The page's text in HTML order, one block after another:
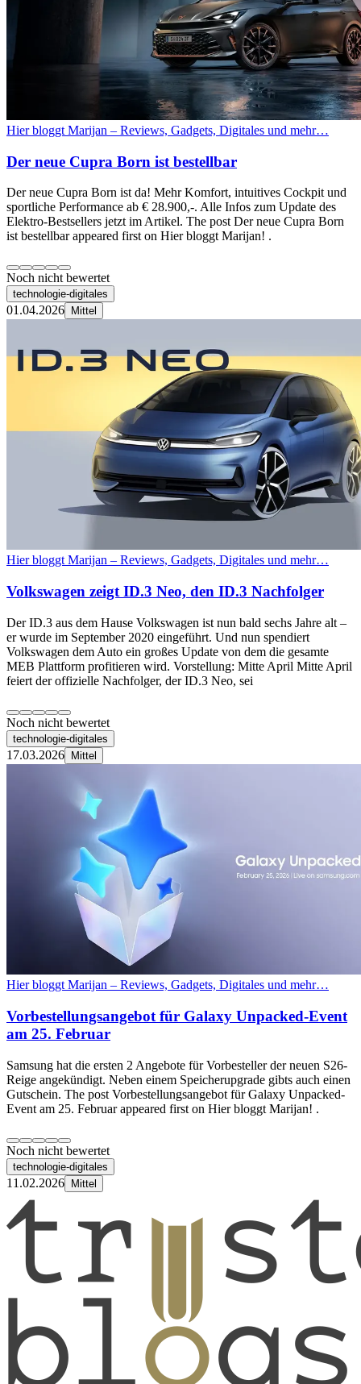
Hier bloggt Marijan – Reviews, Gadgets, Digitales und mehr…
Der neue Cupra Born ist bestellbar
Der neue Cupra Born ist da! Mehr Komfort, intuitives Cockpit und
sportliche Performance ab € 28.900,-. Alle Infos zum Update des
Elektro-Bestsellers jetzt im Artikel. The post Der neue Cupra Born
ist bestellbar appeared first on Hier bloggt Marijan! .
Noch nicht bewertet
technologie-digitales
01.04.2026 Mittel
Hier bloggt Marijan – Reviews, Gadgets, Digitales und mehr…
Volkswagen zeigt ID.3 Neo, den ID.3 Nachfolger
Der ID.3 aus dem Hause Volkswagen ist nun bald sechs Jahre alt –
er wurde im September 2020 eingeführt. Und nun spendiert
Volkswagen dem Auto ein großes Update von dem die gesamte
MEB Plattform profitieren wird. Vorstellung: Mitte April Mitte April
feiert der offizielle Nachfolger, der ID.3 Neo, sei
Noch nicht bewertet
technologie-digitales
17.03.2026 Mittel
Hier bloggt Marijan – Reviews, Gadgets, Digitales und mehr…
Vorbestellungsangebot für Galaxy Unpacked-Event
am 25. Februar
Samsung hat die ersten 2 Angebote für Vorbesteller der neuen S26-
Reige angekündigt. Neben einem Speicherupgrade gibts auch einen
Gutschein. The post Vorbestellungsangebot für Galaxy Unpacked-
Event am 25. Februar appeared first on Hier bloggt Marijan! .
Noch nicht bewertet
technologie-digitales
11.02.2026 Mittel